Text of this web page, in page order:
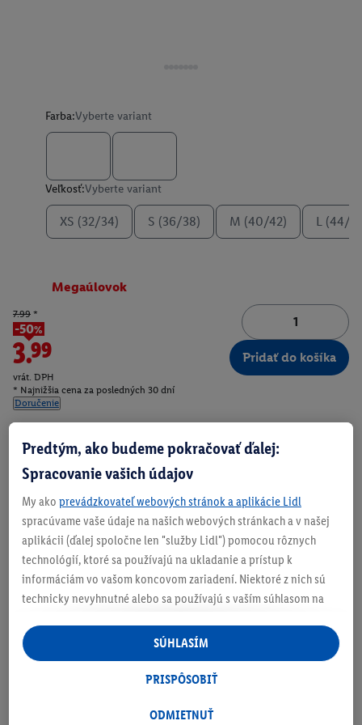
Farba:Vyberte variant
Veľkosť:Vyberte variant
XS (32/34) S (36/38) M (40/42) L (44/
Megaúlovok
7.99 *
-50%
3.99
vrát. DPH
* Najnižšia cena za posledných 30 dní
Doručenie
Pridať do košíka
Zistite svoju veľkosť
O produkte
Predtým, ako budeme pokračovať ďalej:
Spracovanie vašich údajov
My ako prevádzkovateľ webových stránok a aplikácie Lidl
spracúvame vaše údaje na našich webových stránkach a v našej
aplikácii (ďalej spoločne len "služby Lidl") pomocou rôznych
technológií, ktoré sa používajú na ukladanie a prístup k
informáciám vo vašom koncovom zariadení. Niektoré z nich sú
technicky nevyhnutné alebo sa používajú s vaším súhlasom na
personalizovanú reklamu v rámci služieb Lidl aj mimo nich. Ak
ste účastníkom programu Lidl Plus, na tieto účely sa spracúvajú
aj údaje z vášho nákupného správania v obchode.
následne si vytvoríte účet Lidl Plus alebo sa prihlásite do svojho
ODMIETNUŤ
PRISPÔSOBIŤ
SÚHLASÍM